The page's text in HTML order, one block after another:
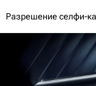
Разрешение селфи-